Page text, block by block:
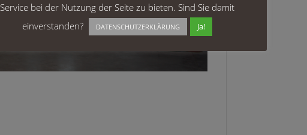
Service bei der Nutzung der Seite zu bieten. Sind Sie damit
einverstanden?
DATENSCHUTZERKLÄRUNG Ja!